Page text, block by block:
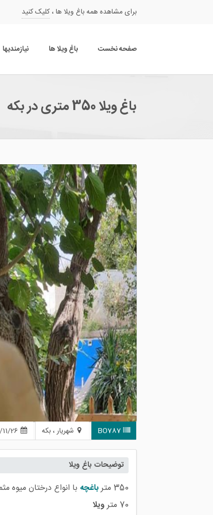
برای مشاهده همه باغ ویلا ها ،کلیک کنید
صفحه نخست باغ ویلا ها نیازمندیها
باغ ویلا 350 متری در بکه
شهریار ، بکه
توضیحات باغ ویلا
350 متر باغچه با انواع درختان میوه
70 متر
ویلا
علیرضا
09126632091